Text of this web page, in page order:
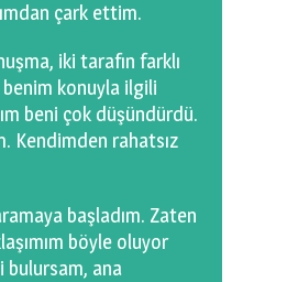
çark ettim.
iki tarafın farklı
benim konuyla ilgili
beni çok düşündürdü.
Kendimden rahatsız
başladım. Zaten
böyle oluyor
bulursam, ana